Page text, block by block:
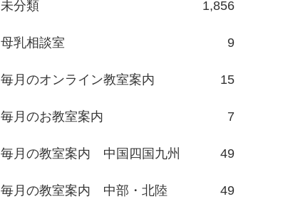
未分類 1,856
母乳相談室 9
毎月のオンライン教室案内 15
毎月のお教室案内 7
毎月の教室案内 中国四国九州 49
毎月の教室案内 中部・北陸 49